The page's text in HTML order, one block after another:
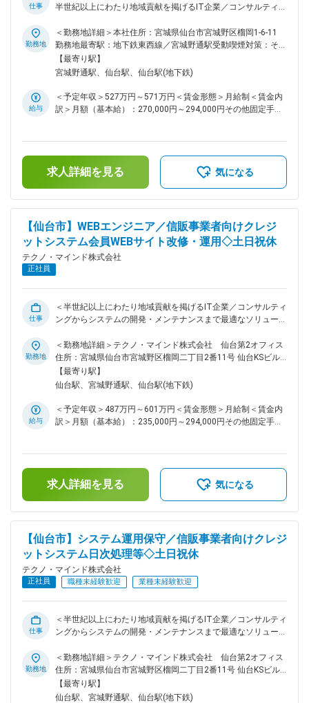
ています。 ◇顧客との距離が近く、現場の声を聞きながら改善
ナー」として長期的な信頼関係を築いている点が、同業他社と
比較した際の大きな強みです。 変更の範囲：会社の定める業
務
仕事
半世紀以上にわたり地域貢献を掲げるIT企業／コンサルティン
ンを提供／住宅手当や家族手当など福利厚生も充実～ ■おすす
めポイント： ◎インフラ・セキュリティに関する企画、設
計、構築、運用を一気通貫で対応できる ◎年間休日125日、残
業月平均10時間、フレックスタイム制や充実の休暇制度によ
・データセンターインフラ／セキュリティ全般の設計・構築・
運用と、社内インフラ／セキュリティ全般の設計・構築 ・デ
ーネット接続／セキュリティインフラ環境の企画、設計、構
築、運用を一貫して行います。オンプレミスが中心。 ◇社内情
報システムのインフラ・セキュリティに関する企画、設計、構
築、運用を一貫して行います。オンプレミス機器からクラウド
バ、ネットワーク、セキュリティ）の構築支援を要請に応じて
対応します。 ◇データセンターファシリティ（電力・空調・ラ
ック・入退館等）の運用を行います。 ■組織構成： DCサービ
ス本部 DCサービス部10名 ■育成体制： ◎スキルレベルに合
った業務を部内メンバーと共にOJT形式でスキルを身に付
す。 ◎社外（首都圏等）で開催される各種IT関係イベント・
展示会等に参加いただき、業界動向や最新技術を自ら吸収して
金を支給します。 ■当社について： ◇当社は東北を中心に、官
公・自治体や民間企業向けに情報システムの企画・構築・運用
を一貫して手掛けてきた技術者集団です。 ◇とりわけ福島をは
じめとした地域自治体との取引実績が厚く、住民情報、税務、
福祉、防災など、地域生活を支える幅広い領域でITインフラを
提供しています。 変更の範囲：会社の定める業務
勤務地
＜勤務地詳細＞本社住所：宮城県仙台市宮城野区榴岡1-6-11
勤務地最寄駅：地下鉄東西線／宮城野通駅受動喫煙対策：その
他（屋内喫煙室整備（電子のみ））変更の範囲：会社の定める
事業所（リモートワーク含む）
【最寄り駅】
宮城野通駅、仙台駅、仙台駅(地下鉄)
給与
＜予定年収＞527万円～571万円＜賃金形態＞月給制＜賃金内
訳＞月額（基本給）：270,000円～294,000円その他固定手当/
その他固定手当：住宅手当（全社員支給）■昇給：年1回（4
月）■賞与：年3回（夏期、冬期、年末）※2023年実績5.6か
月、2024年実績5.3か月、2025年実績5.4か月賃金はあくまで
す。月給(月額)は固定手当を含めた表記です。
求人詳細を見る 気になる
【仙台市】WEBエンジニア／信販事業者向けクレジ
ットシステム会員WEBサイト改修・運用◇土日祝休
テクノ・マインド株式会社
正社員
仕事
＜半世紀以上にわたり地域貢献を掲げるIT企業／コンサルティ
ングからシステムの開発・メンテナンスまで最適なソリューシ
概要： 信販事業者向けクレジットシステム会員WEBサイトの
機能追加／改修作業、運用保守をお任せします。 ■業務詳細：
◇システムの設計、製造、テスト、保守 ◇プロジェクトリーダ
ー業務（プロジェクトメンバーの取りまとめ、品質管理等） ■
クトリーダーのもと、システムの仕組みや業務についてOJT
にてスキルを身に付けていただきます。 ◇最初はプロジェクト
として受注～本稼働～保守対応まで一貫して担当いただきま
す。 ■当社について： ◇当社は東北を中心に、官公・自治体や
民間企業向けに情報システムの企画・構築・運用を一貫して手
掛けてきた技術者集団です。 ◇とりわけ福島をはじめとした地
ど、地域生活を支える幅広い領域でITインフラを提供していま
す。 ◇顧客との距離が近く、現場の声を聞きながら改善提案を
続けてきたことで、「地域の業務を理解しているパートナー」
として長期的な信頼関係を築いている点が、同業他社と比較し
勤務地
＜勤務地詳細＞テクノ・マインド株式会社 仙台第2オフィス
住所：宮城県仙台市宮城野区榴岡二丁目2番11号 仙台KSビル
勤務地最寄駅：各線／仙台駅受動喫煙対策：その他（敷地内禁
煙（屋外喫煙可能場所あり））変更の範囲：会社の定める事業
【最寄り駅】
仙台駅、宮城野通駅、仙台駅(地下鉄)
給与
＜予定年収＞487万円～601万円＜賃金形態＞月給制＜賃金内
訳＞月額（基本給）：235,000円～294,000円その他固定手当/
その他固定手当：住宅手当■昇給：年1回（4月）■賞与：年3回
（夏期、冬期、年末）※2023年実績5.6か月、2024年実績5.3
か月、2025年実績5.4か月賃金はあくまでも目安の金額であ
定手当を含めた表記です。
求人詳細を見る 気になる
【仙台市】システム運用保守／信販事業者向けクレジ
ットシステム日次処理等◇土日祝休
テクノ・マインド株式会社
正社員 職種未経験歓迎 業種未経験歓迎
仕事
＜半世紀以上にわたり地域貢献を掲げるIT企業／コンサルティ
ングからシステムの開発・メンテナンスまで最適なソリューシ
概要： 信販事業者向けクレジットシステム日次処理等の運用
保守をお任せします。 ■業務詳細： ◇ジョブ運用の監視、問い
合わせや障害時の調査、リカバリ対応 ◇NEC製JOBCENTERや
伝送ソフトを用いた運用、テスト時検証環境で日次処理の実行
勤務地
＜勤務地詳細＞テクノ・マインド株式会社 仙台第2オフィス
住所：宮城県仙台市宮城野区榴岡二丁目2番11号 仙台KSビル
勤務地最寄駅：各線／仙台駅受動喫煙対策：その他（敷地内禁
煙（屋外喫煙可能場所あり））変更の範囲：会社の定める事業
【最寄り駅】
仙台駅、宮城野通駅、仙台駅(地下鉄)